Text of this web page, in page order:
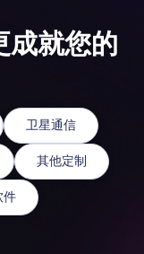
成就您的
卫星通信
其他定制
件